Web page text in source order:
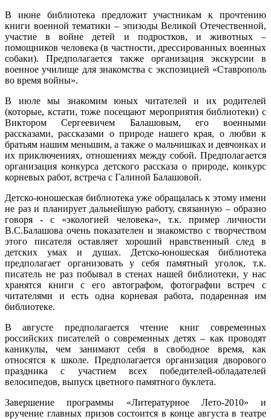
В июне библиотека предложит участникам к прочтению
книги военной тематики – эпизоды Великой Отечественной,
участие в войне детей и подростков, и животных –
помощников человека (в частности, дрессированных военных
собаки). Предполагается также организация экскурсии в
военное училище для знакомства с экспозицией «Ставрополь
во время войны».
В июле мы знакомим юных читателей и их родителей
(которые, кстати, тоже посещают мероприятия библиотеки) с
Виктором Сергеевичем Балашовым, его военными
рассказами, рассказами о природе нашего края, о любви к
братьям нашим меньшим, а также о мальчишках и девчонках и
их приключениях, отношениях между собой. Предполагается
организация конкурса детского рассказа о природе, конкурс
корневых работ, встреча с Галиной Балашовой.
Детско-юношеская библиотека уже обращалась к этому имени
не раз и планирует дальнейшую работу, связанную – образно
говоря - с «экологией человека», т.к. пример личности
В.С.Балашова очень показателен и знакомство с творчеством
этого писателя оставляет хороший нравственный след в
детских умах и душах. Детско-юношеская библиотека
предполагает организовать у себя памятный уголок, т.к.
писатель не раз побывал в стенах нашей библиотеки, у нас
хранятся книги с его автографом, фотографии встреч с
читателями и есть одна корневая работа, подаренная им
библиотеке.
В августе предполагается чтение книг современных
российских писателей о современных детях – как проводят
каникулы, чем занимают себя в свободное время, как
относятся к школе. Предполагается организация дворового
праздника с участием всех победителей-обладателей
велосипедов, выпуск цветного памятного буклета.
Завершение программы «Литературное Лето-2010» и
вручение главных призов состоится в конце августа в театре